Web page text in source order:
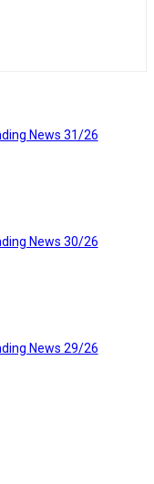
News 31/26
News 30/26
News 29/26